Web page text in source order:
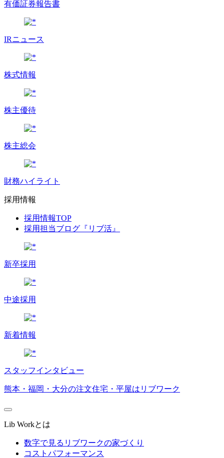
有価証券報告書
IRニュース
株式情報
株主優待
株主総会
財務ハイライト
採用情報
採用情報TOP
採用担当ブログ『リブ活』
新卒採用
中途採用
新着情報
スタッフインタビュー
熊本・福岡・大分の注文住宅・平屋はリブワーク
Lib Workとは
数字で見るリブワークの家づくり
コストパフォーマンス